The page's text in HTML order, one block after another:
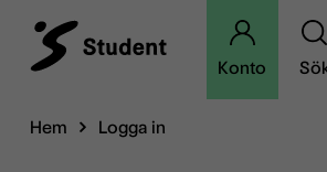
Konto
Hem Logga in